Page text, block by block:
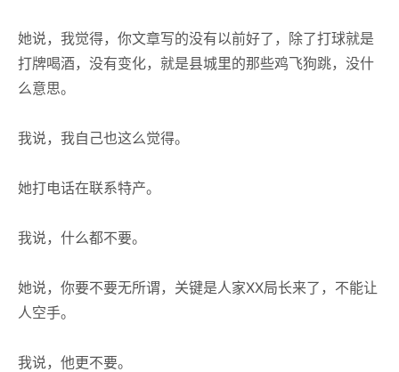
她说，我觉得，你文章写的没有以前好了，除了打球就是
打牌喝酒，没有变化，就是县城里的那些鸡飞狗跳，没什
么意思。
我说，我自己也这么觉得。
她打电话在联系特产。
我说，什么都不要。
她说，你要不要无所谓，关键是人家XX局长来了，不能让
人空手。
我说，他更不要。